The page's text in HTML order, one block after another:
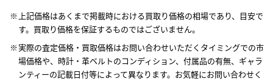
上記価格はあくまで掲載時における買取り価格の相場であり、目安で
す。買取り価格を保証するものではございません。
実際の査定価格・買取価格はお問い合わせいただくタイミングでの市
場価格や、時計・革ベルトのコンディション、付属品の有無、ギャラ
ンティーの記載日付等によって異なります。お気軽にお問い合わせく